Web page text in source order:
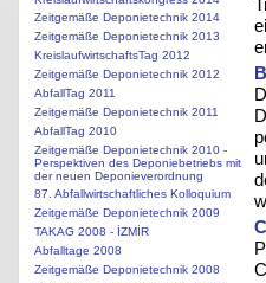
Zeitgemäße Deponietechnik 2014
Zeitgemäße Deponietechnik 2013
KreislaufwirtschaftsTag 2012
Zeitgemäße Deponietechnik 2012
AbfallTag 2011
Zeitgemäße Deponietechnik 2011
AbfallTag 2010
Zeitgemäße Deponietechnik 2010 -
Perspektiven des Deponiebetriebs mit
der neuen Deponieverordnung
87. Abfallwirtschaftliches Kolloquium
Zeitgemäße Deponietechnik 2009
TAKAG 2008 - İZMİR
Abfalltage 2008
Zeitgemäße Deponietechnik 2008